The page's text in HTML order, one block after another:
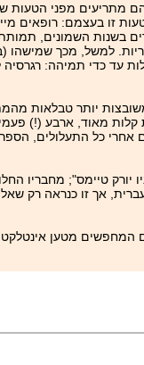
מתריעים מפני הטעות
זו בעצמם: רופאים
בשנות השמונים,
למשל, מכך שמישהו
עד כדי תמיהה: רגרסיה
משובצות יותר טבלאות
קלות מאוד, ארבע (!)
אחרי כל התעלולים,
"פריקונומיקס" הפך לרב מכר מדובר בארצות־הברית, ונכנס לרשימת "מאה הספרים המשפיעים של 2005" של
אך זו כנראה רק
המחפשים מטען